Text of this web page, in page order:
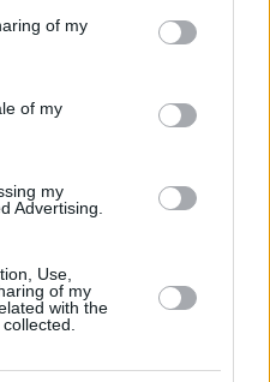
behaviour. You may click to
and its third-party tags to
purposes in below Google
of my
of my
my
Advertising.
Use,
of my
with the
να αναγκάσω τον Μόντο